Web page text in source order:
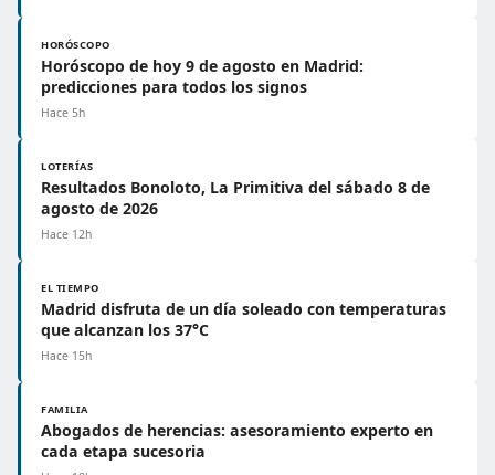
HORÓSCOPO
Horóscopo de hoy 9 de agosto en Madrid:
predicciones para todos los signos
Hace 5h
LOTERÍAS
Resultados Bonoloto, La Primitiva del sábado 8 de
agosto de 2026
Hace 12h
EL TIEMPO
Madrid disfruta de un día soleado con temperaturas
que alcanzan los 37°C
Hace 15h
FAMILIA
Abogados de herencias: asesoramiento experto en
cada etapa sucesoria